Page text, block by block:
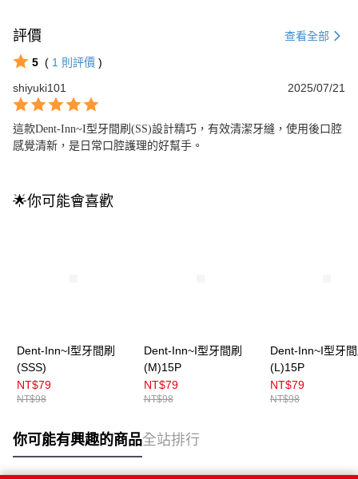
評價 查看全部
5 ( 1 則評價 )
shiyuki101
2025/07/21
這款Dent-Inn~I型牙間刷(SS)設計精巧，有效清潔牙縫，使用後口腔
感覺清新，是日常口腔護理的好幫手。
🌟你可能會喜歡
Dent-Inn~I型牙間刷
(SSS)
NT$79
NT$98
Dent-Inn~I型牙間刷
(M)15P
NT$79
NT$98
Dent-Inn~I型牙
(L)15P
NT$79
NT$98
你可能有興趣的商品全站排行